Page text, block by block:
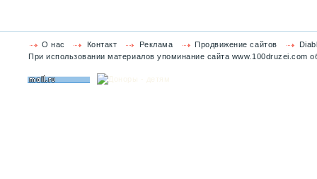
О нас Контакт Реклама Продвижение сайтов
При использовании материалов упоминание сайта www.100druzei.com